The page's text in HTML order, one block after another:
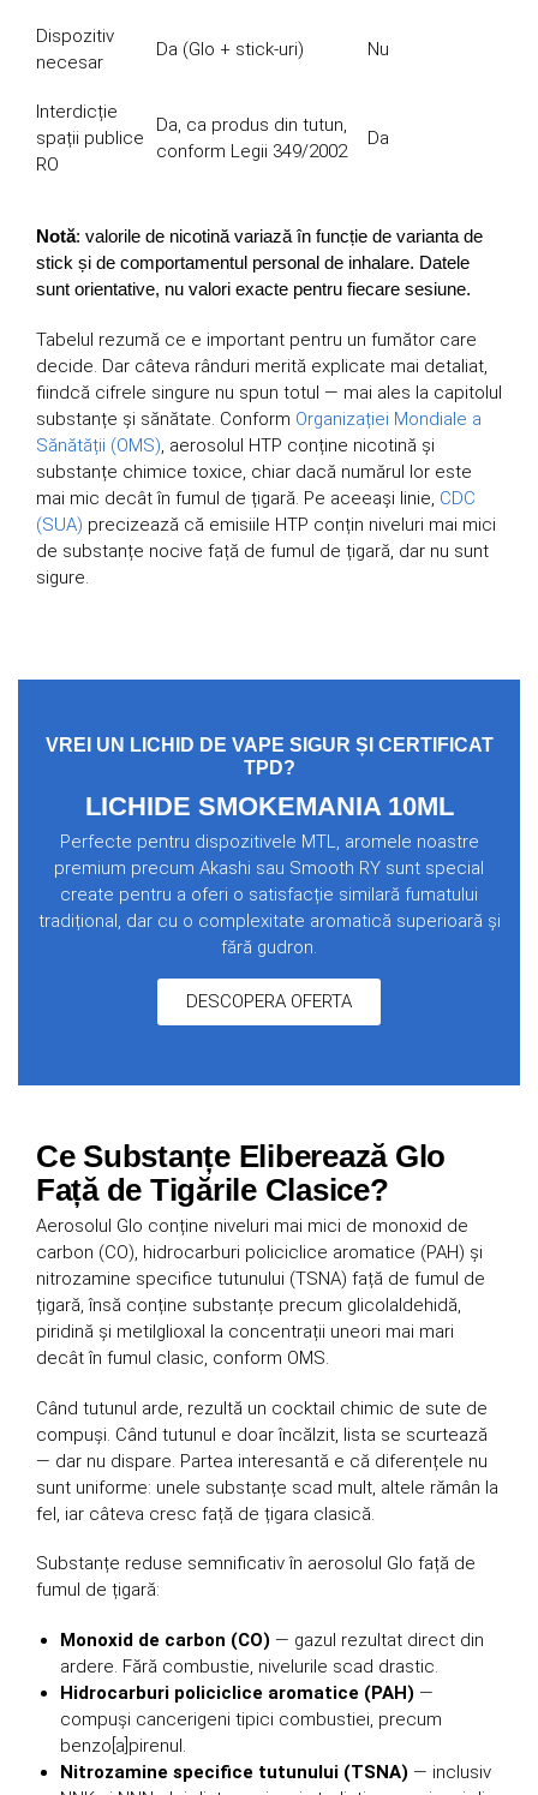
Dispozitiv
necesar
Da (Glo + stick-uri) Nu
Interdicție
spații publice
RO
Da, ca produs din tutun,
conform Legii 349/2002
Da
Notă: valorile de nicotină variază în funcție de varianta de
stick și de comportamentul personal de inhalare. Datele
sunt orientative, nu valori exacte pentru fiecare sesiune.
Tabelul rezumă ce e important pentru un fumător care
decide. Dar câteva rânduri merită explicate mai detaliat,
fiindcă cifrele singure nu spun totul — mai ales la capitolul
substanțe și sănătate. Conform Organizației Mondiale a
Sănătății (OMS), aerosolul HTP conține nicotină și
substanțe chimice toxice, chiar dacă numărul lor este
mai mic decât în fumul de țigară. Pe aceeași linie, CDC
(SUA) precizează că emisiile HTP conțin niveluri mai mici
de substanțe nocive față de fumul de țigară, dar nu sunt
sigure.
VREI UN LICHID DE VAPE SIGUR ȘI CERTIFICAT
TPD?
LICHIDE SMOKEMANIA 10ML
Perfecte pentru dispozitivele MTL, aromele noastre
premium precum Akashi sau Smooth RY sunt special
create pentru a oferi o satisfacție similară fumatului
tradițional, dar cu o complexitate aromatică superioară și
fără gudron.
DESCOPERA OFERTA
Ce Substanțe Eliberează Glo
Față de Tigările Clasice?
Aerosolul Glo conține niveluri mai mici de monoxid de
carbon (CO), hidrocarburi policiclice aromatice (PAH) și
nitrozamine specifice tutunului (TSNA) față de fumul de
țigară, însă conține substanțe precum glicolaldehidă,
piridină și metilglioxal la concentrații uneori mai mari
decât în fumul clasic, conform OMS.
Când tutunul arde, rezultă un cocktail chimic de sute de
compuși. Când tutunul e doar încălzit, lista se scurtează
— dar nu dispare. Partea interesantă e că diferențele nu
sunt uniforme: unele substanțe scad mult, altele rămân la
fel, iar câteva cresc față de țigara clasică.
Substanțe reduse semnificativ în aerosolul Glo față de
fumul de țigară:
Monoxid de carbon (CO) — gazul rezultat direct din
ardere. Fără combustie, nivelurile scad drastic.
Hidrocarburi policiclice aromatice (PAH) —
compuși cancerigeni tipici combustiei, precum
benzo[a]pirenul.
Nitrozamine specifice tutunului (TSNA) — inclusiv